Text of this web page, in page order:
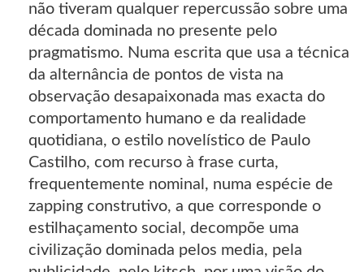
não tiveram qualquer repercussão sobre uma
década dominada no presente pelo
pragmatismo. Numa escrita que usa a técnica
da alternância de pontos de vista na
observação desapaixonada mas exacta do
comportamento humano e da realidade
quotidiana, o estilo novelístico de Paulo
Castilho, com recurso à frase curta,
frequentemente nominal, numa espécie de
zapping construtivo, a que corresponde o
estilhaçamento social, decompõe uma
civilização dominada pelos media, pela